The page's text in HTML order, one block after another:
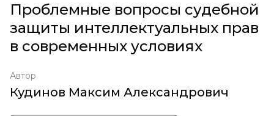
Проблемные вопросы судебной
защиты интеллектуальных прав
в современных условиях
Автор
Кудинов Максим Александрович